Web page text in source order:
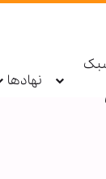
نهادها